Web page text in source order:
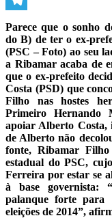
Telegram
Parece que o sonho
do B) de ter o ex-
(PSC – Foto) ao seu
a Ribamar acaba de
que o ex-prefeito
Costa (PSD) que
Filho nas hostes
Primeiro Hernando
apoiar Alberto Costa,
de Alberto não
fonte, Ribamar
estadual do PSC,
Ferreira por estar se
à base governista:
palanque forte
eleições de 2014”,